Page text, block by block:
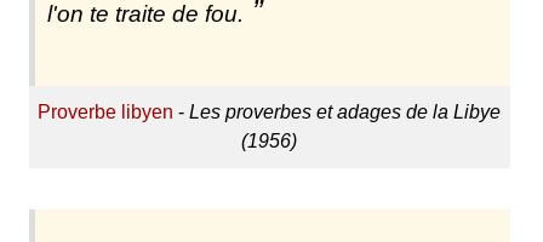
l'on te traite de fou.
Proverbe libyen -Les proverbes et adages de la Libye
(1956)